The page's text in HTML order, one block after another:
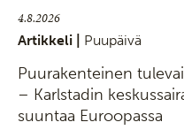
4.8.2026
Artikkeli | Puupäivä
Puurakenteinen
– Karlstadin
suuntaa Euroopassa